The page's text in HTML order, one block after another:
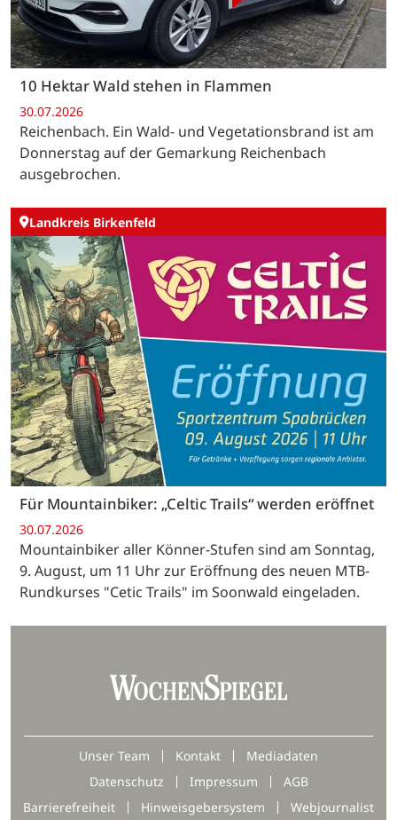
10 Hektar Wald stehen in Flammen
30.07.2026
Reichenbach. Ein Wald- und Vegetationsbrand ist am
Donnerstag auf der Gemarkung Reichenbach
ausgebrochen.
Landkreis Birkenfeld
Für Mountainbiker: „Celtic Trails“ werden eröffnet
30.07.2026
Mountainbiker aller Könner-Stufen sind am Sonntag,
9. August, um 11 Uhr zur Eröffnung des neuen MTB-
Rundkurses "Cetic Trails" im Soonwald eingeladen.
Unser Team Kontakt
Mediadaten
Datenschutz
Impressum
AGB
Barrierefreiheit
Hinweisgebersystem Webjournalist